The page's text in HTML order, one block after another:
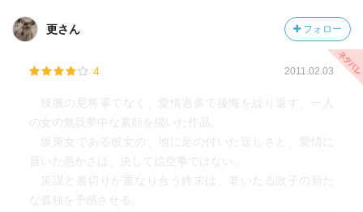
に憎悪や復讐心を燃やし、少しずつずれていく政子と子ど
ももどかしかったです。
更さん フォロー
4 2011.02.03
辣腕の尼将軍でなく、愛情過多で後悔を繰り返す、一人
の女の無我夢中な素顔を描いた作品。
坂東女である彼女の、地に足の付いた逞しさと、愛情に
盲いた愚かさは、決して絵空事ではない。
策謀と裏切りが重なり合う終末は、老いたる政子の新た
な孤独を予感させる。